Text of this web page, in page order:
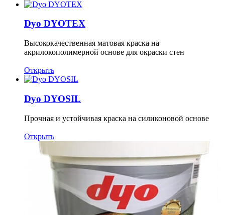
Dyo DYOTEX
Высококачественная матовая краска на
акрилокополимерной основе для окраски стен
Открыть
Dyo DYOSIL
Прочная и устойчивая краска на силиконовой основе
Открыть